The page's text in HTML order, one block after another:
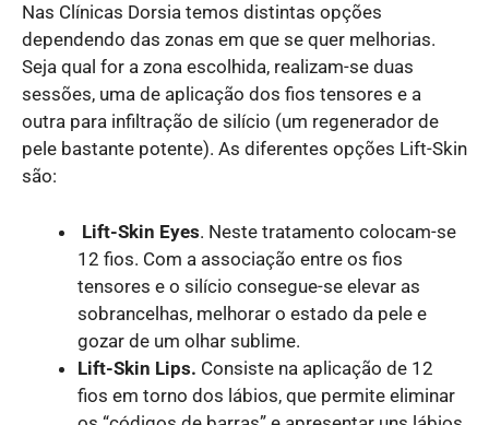
Nas Clínicas Dorsia temos distintas opções
dependendo das zonas em que se quer melhorias.
Seja qual for a zona escolhida, realizam-se duas
sessões, uma de aplicação dos fios tensores e a
outra para infiltração de silício (um regenerador de
pele bastante potente). As diferentes opções Lift-Skin
são:
Lift-Skin Eyes. Neste tratamento colocam-se
12 fios. Com a associação entre os fios
tensores e o silício consegue-se elevar as
sobrancelhas, melhorar o estado da pele e
gozar de um olhar sublime.
Lift-Skin Lips. Consiste na aplicação de 12
fios em torno dos lábios, que permite eliminar